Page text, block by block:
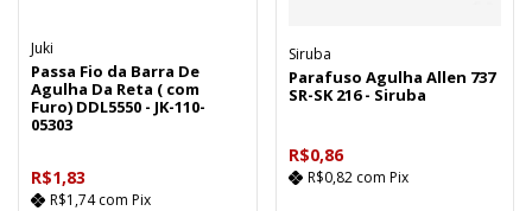
Juki
Passa Fio da Barra De
Agulha Da Reta ( com
Furo) DDL5550 - JK-110-
05303
R$1,83
R$1,74com Pix
Siruba
Parafuso Agulha Allen 737
SR-SK 216 - Siruba
R$0,86
R$0,82 com Pix